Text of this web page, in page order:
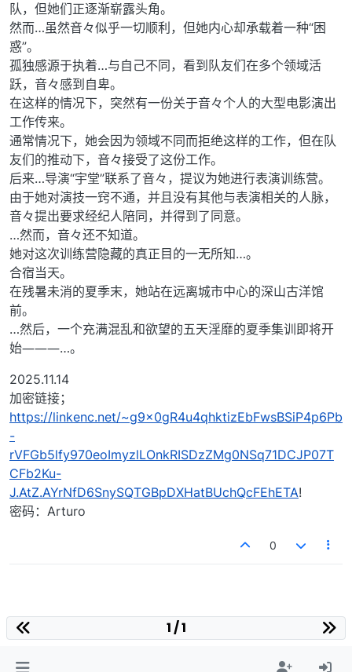
队，但她们正逐渐崭露头角。
然而…虽然音々似乎一切顺利，但她内心却承载着一种“困
惑”。
孤独感源于执着…与自己不同，看到队友们在多个领域活
跃，音々感到自卑。
在这样的情况下，突然有一份关于音々个人的大型电影演出
工作传来。
通常情况下，她会因为领域不同而拒绝这样的工作，但在队
友们的推动下，音々接受了这份工作。
后来…导演“宇堂”联系了音々，提议为她进行表演训练营。
由于她对演技一窍不通，并且没有其他与表演相关的人脉，
音々提出要求经纪人陪同，并得到了同意。
…然而，音々还不知道。
她对这次训练营隐藏的真正目的一无所知…。
合宿当天。
在残暑未消的夏季末，她站在远离城市中心的深山古洋馆
前。
…然后，一个充满混乱和欲望的五天淫靡的夏季集训即将开
始―――…。
2025.11.14
加密链接；
https://linkenc.net/~g9x0gR4u4qhktizEbFwsBSiP4p6Pb
-
rVFGb5lfy970eoImyzlLOnkRISDzZMg0NSq71DCJP07T
CFb2Ku-
J.AtZ.AYrNfD6SnySQTGBpDXHatBUchQcFEhETA!
密码：Arturo
0
1 / 1